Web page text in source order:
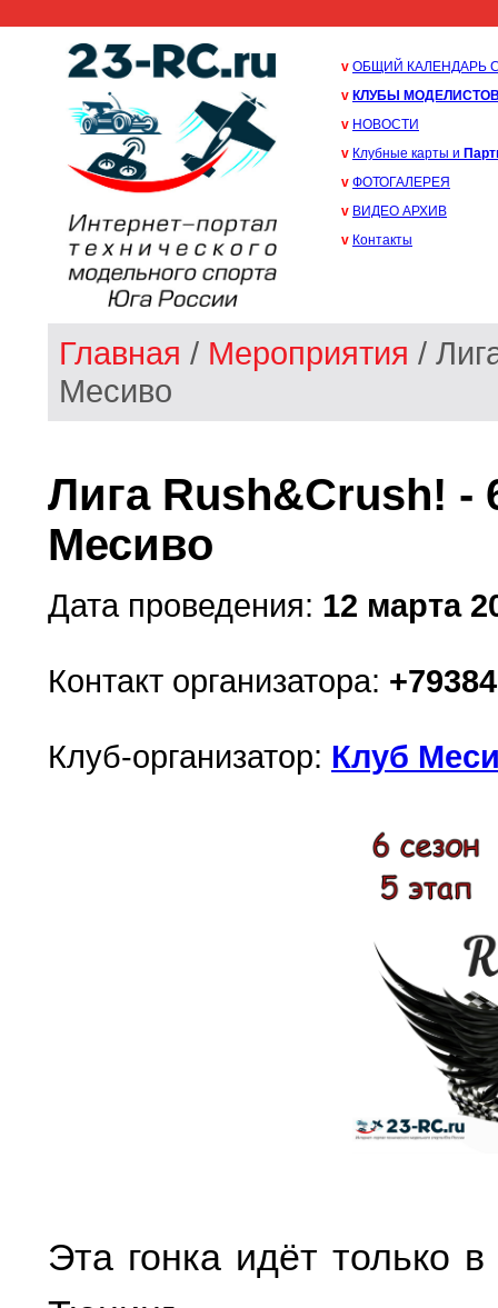
v ОБЩИЙ КАЛЕНДАРЬ
v КЛУБЫ
v НОВОСТИ
v Клубные карты и
v ФОТОГАЛЕРЕЯ
v ВИДЕО АРХИВ
v Контакты
Главная / Мероприятия /
Месиво
Лига Rush&Crush! -
Месиво
Дата проведения: 12 марта
Контакт организатора:
Клуб-организатор: Клуб
Эта гонка идёт только